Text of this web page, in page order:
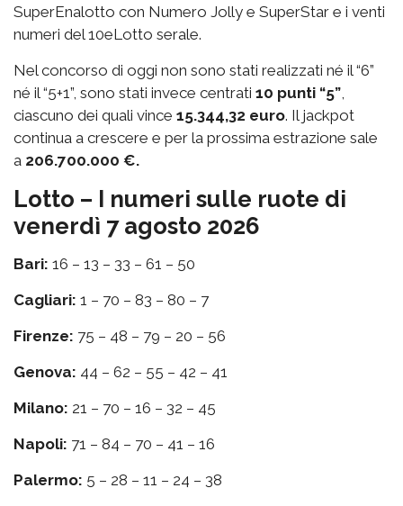
SuperEnalotto con Numero Jolly e SuperStar e i venti
numeri del 10eLotto serale.
Nel concorso di oggi non sono stati realizzati né il “6”
né il “5+1”, sono stati invece centrati 10 punti “5”,
ciascuno dei quali vince 15.344,32 euro. Il jackpot
continua a crescere e per la prossima estrazione sale
a 206.700.000 €.
Lotto – I numeri sulle ruote di
venerdì 7 agosto 2026
Bari: 16 – 13 – 33 – 61 – 50
Cagliari: 1 – 70 – 83 – 80 – 7
Firenze: 75 – 48 – 79 – 20 – 56
Genova: 44 – 62 – 55 – 42 – 41
Milano: 21 – 70 – 16 – 32 – 45
Napoli: 71 – 84 – 70 – 41 – 16
Palermo: 5 – 28 – 11 – 24 – 38